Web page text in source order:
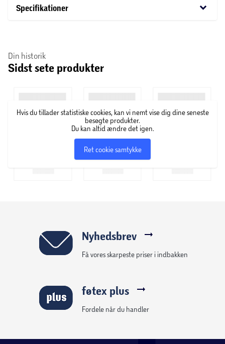
Specifikationer keyboard_arrow_down
Din historik
Sidst sete produkter
Hvis du tillader statistiske cookies, kan vi nemt vise dig dine seneste
besøgte produkter.
Du kan altid ændre det igen.
Ret cookie samtykke
Nyhedsbrev
Få vores skarpeste priser i indbakken
føtex plus
Fordele når du handler